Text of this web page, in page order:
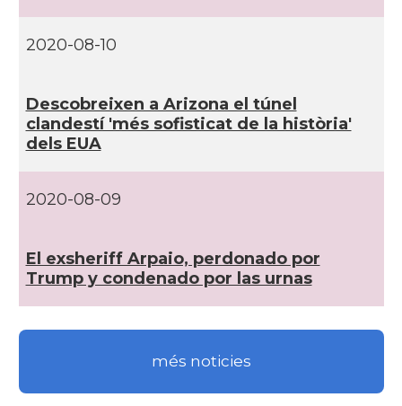
CAMON
CAMON
Pennsylvania, USA
CAMON
CAMON
CAMON Catalans a PROVIDENCE
CAMON Catalans a RENO
Catalans a SAINT LOUIS
2020-08-10
Descobreixen a Arizona el túnel
clandestí­ 'més sofisticat de la història'
dels EUA
2020-08-09
El exsheriff Arpaio, perdonado por
Trump y condenado por las urnas
més noticies